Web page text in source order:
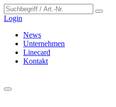
Login
News
Unternehmen
Linecard
Kontakt
Cookie-Einstellungen